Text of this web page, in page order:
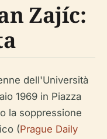
Zajíc:
dell'Università
1969 in Piazza
la soppressione
(Prague Daily